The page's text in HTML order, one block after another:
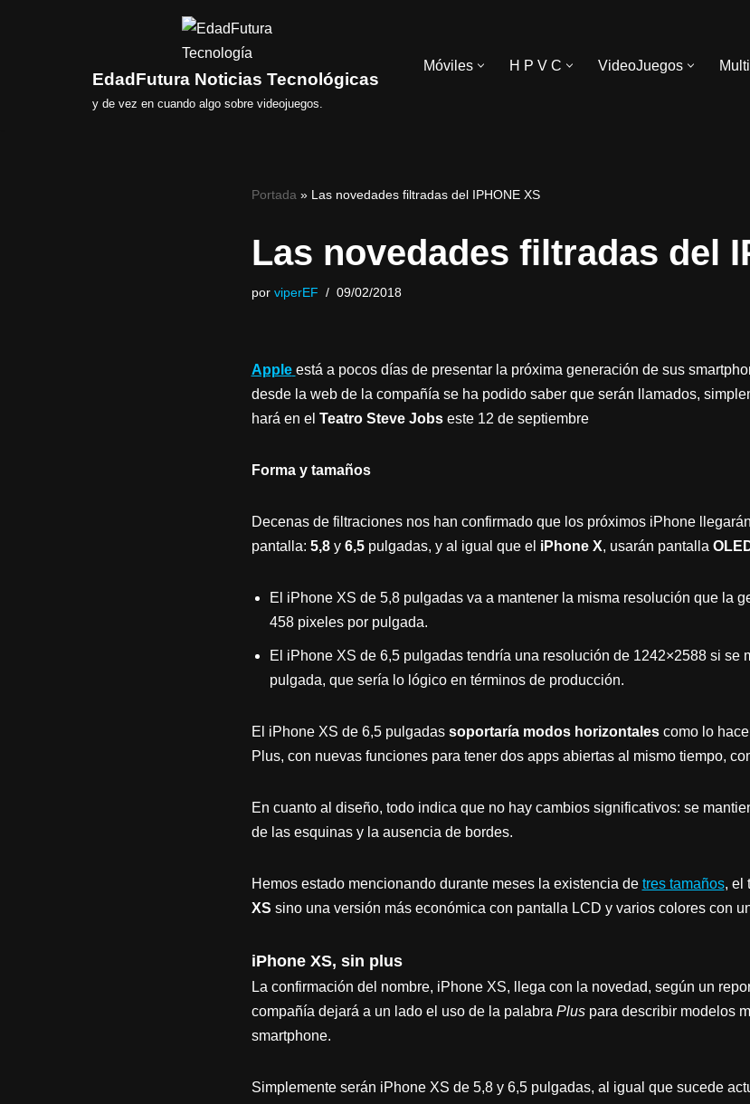
EdadFutura Noticias Tecnológicas
y de vez en cuando algo sobre videojuegos.
Móviles H P V C VideoJuegos
Portada » Las novedades filtradas del IPHONE XS
Las novedades filtradas del
por viperEF 09/02/2018
Apple está a pocos días de presentar la próxima generación de sus
desde la web de la compañía se ha podido saber que serán llamados,
hará en el Teatro Steve Jobseste 12 de septiembre
Forma y tamaños
Decenas de filtraciones nos han confirmado que los próximos iPhone
pantalla: 5,8y 6,5pulgadas, y al igual que el iPhone X, usarán pantalla
El iPhone XS de 5,8 pulgadas va a mantener la misma resolución que la
458 pixeles por pulgada.
El iPhone XS de 6,5 pulgadas tendría una resolución de 1242×2588 si se
pulgada, que sería lo lógico en términos de producción.
El iPhone XS de 6,5 pulgadas soportaría modos horizontalescomo lo
Plus, con nuevas funciones para tener dos apps abiertas al mismo tiempo,
En cuanto al diseño, todo indica que no hay cambios significativos: se
de las esquinas y la ausencia de bordes.
Hemos estado mencionando durante meses la existencia de tres tamaños, el
XS sino una versión más económica con pantalla LCD y varios colores con
iPhone XS, sin plus
La confirmación del nombre, iPhone XS, llega con la novedad, según un
compañía dejará a un lado el uso de la palabra Pluspara describir modelos
smartphone.
Simplemente serán iPhone XS de 5,8 y 6,5 pulgadas, al igual que sucede